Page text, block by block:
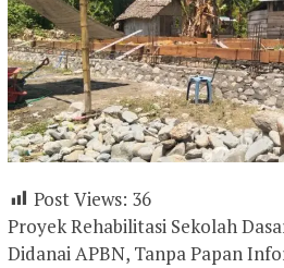
Post Views: 36
Proyek Rehabilitasi Sekolah
Didanai APBN, Tanpa Papan